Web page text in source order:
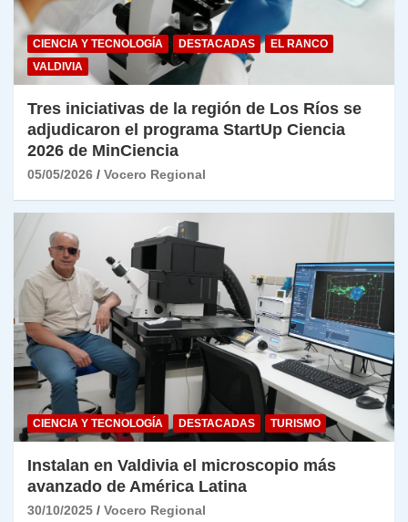
CIENCIA Y TECNOLOGÍA DESTACADAS
EL RANCO
VALDIVIA
Tres iniciativas de la región de Los Ríos se
adjudicaron el programa StartUp Ciencia
2026 de MinCiencia
05/05/2026 Vocero Regional
CIENCIA Y TECNOLOGÍA DESTACADAS TURISMO
Instalan en Valdivia el microscopio más
avanzado de América Latina
30/10/2025 Vocero Regional